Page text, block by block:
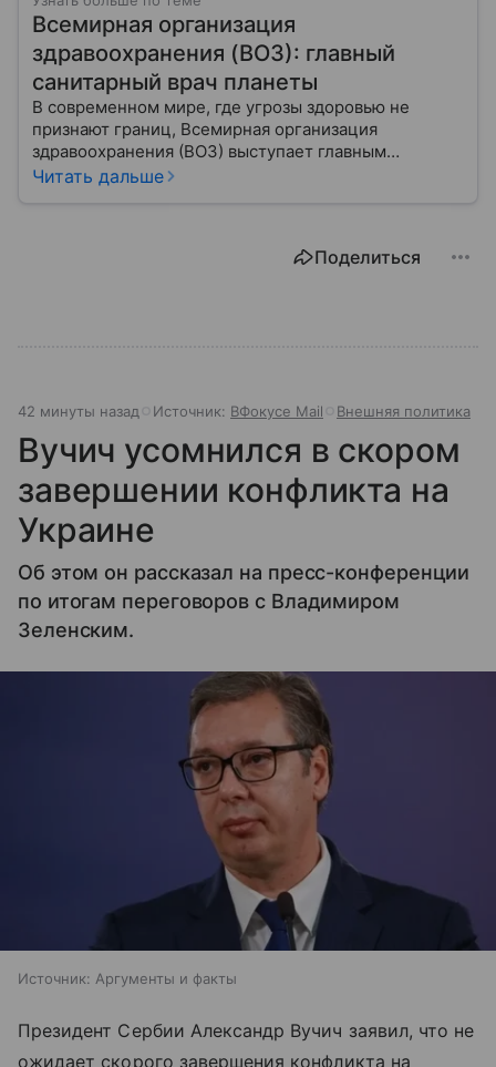
Всемирная организация
здравоохранения (ВОЗ): главный
санитарный врач планеты
В современном мире, где угрозы здоровью не
признают границ, Всемирная организация
здравоохранения (ВОЗ) выступает главным
координатором глобального здравоохранения. Эта
миллиардов людей. Как устроен этот «командный
Читать дальше
Поделиться
42 минуты назад Источник: ВФокусе Mail Внешняя политика
Вучич усомнился в скором
завершении конфликта на
Украине
Об этом он рассказал на пресс-конференции
по итогам переговоров с Владимиром
Зеленским.
Источник: Аргументы и факты
Президент Сербии Александр Вучич заявил, что не
ожидает скорого завершения конфликта на